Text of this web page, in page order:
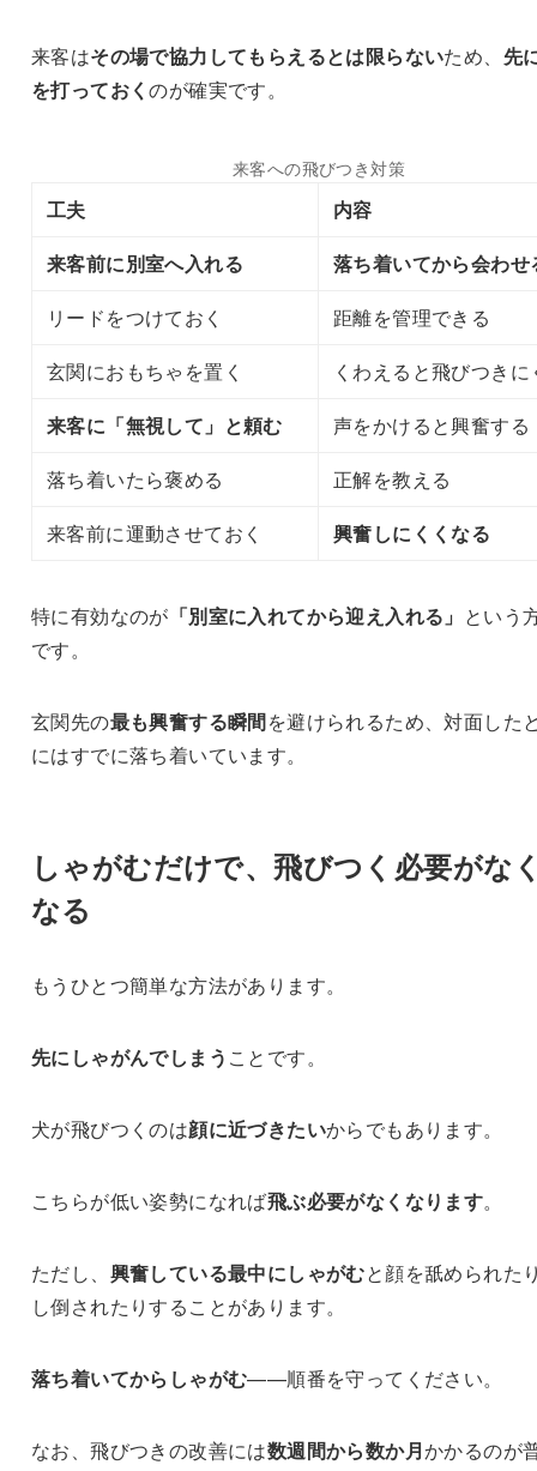
来客はその場で協力してもらえるとは限らないため、 先
を打っておくのが確実です。
来客への飛びつき対策
工夫
内容
来客前に別室へ入れる
落ち着いてから会わせ
リードをつけておく
距離を管理できる
玄関におもちゃを置く
くわえると飛びつきに
来客に「無視して」と頼む
声をかけると興奮する
落ち着いたら褒める
正解を教える
来客前に運動させておく
興奮しにくくなる
特に有効なのが 「別室に入れてから迎え入れる」 という
です。
玄関先の最も興奮する瞬間を避けられるため、対面した
にはすでに落ち着いています。
しゃがむだけで、飛びつく必要がな
なる
もうひとつ簡単な方法があります。
先にしゃがんでしまう ことです。
犬が飛びつくのは顔に近づきたいからでもあります。
こちらが低い姿勢になれば飛ぶ必要がなくなります。
ただし、 興奮している最中にしゃがむと顔を舐められた
し倒されたりすることがあります。
落ち着いてからしゃがむ——順番を守ってください。
なお、飛びつきの改善には数週間から数か月かかるのが